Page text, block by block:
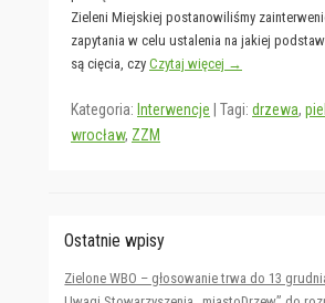
Zieleni Miejskiej postanowiliśmy
zapytania w celu ustalenia na jakiej
są cięcia, czy Czytaj więcej →
Kategoria: Interwencje Tagi: drzewa,
wrocław, ZZM
Ostatnie wpisy
Zielone WBO – głosowanie trwa do 13